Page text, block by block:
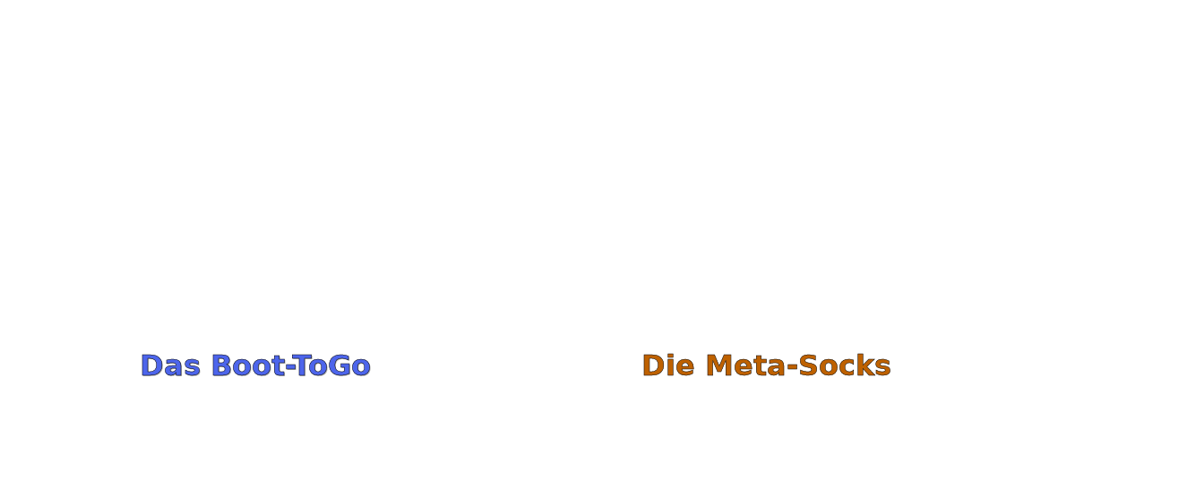
Das Boot-ToGo Die Meta-Socks